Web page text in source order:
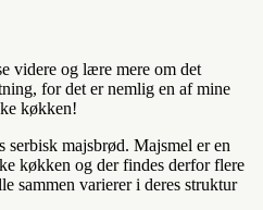
videre og lære mere om det
for det er nemlig en af mine
køkken!
serbisk majsbrød. Majsmel er en
køkken og der findes derfor flere
sammen varierer i deres struktur